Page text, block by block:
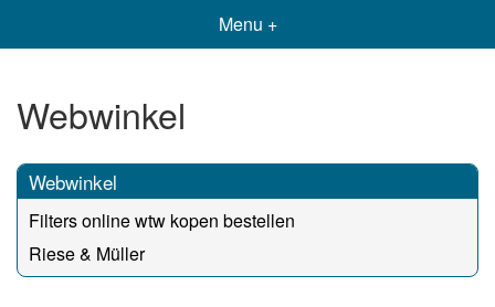
Menu +
Webwinkel
Webwinkel
Filters online wtw kopen bestellen
Riese & Müller